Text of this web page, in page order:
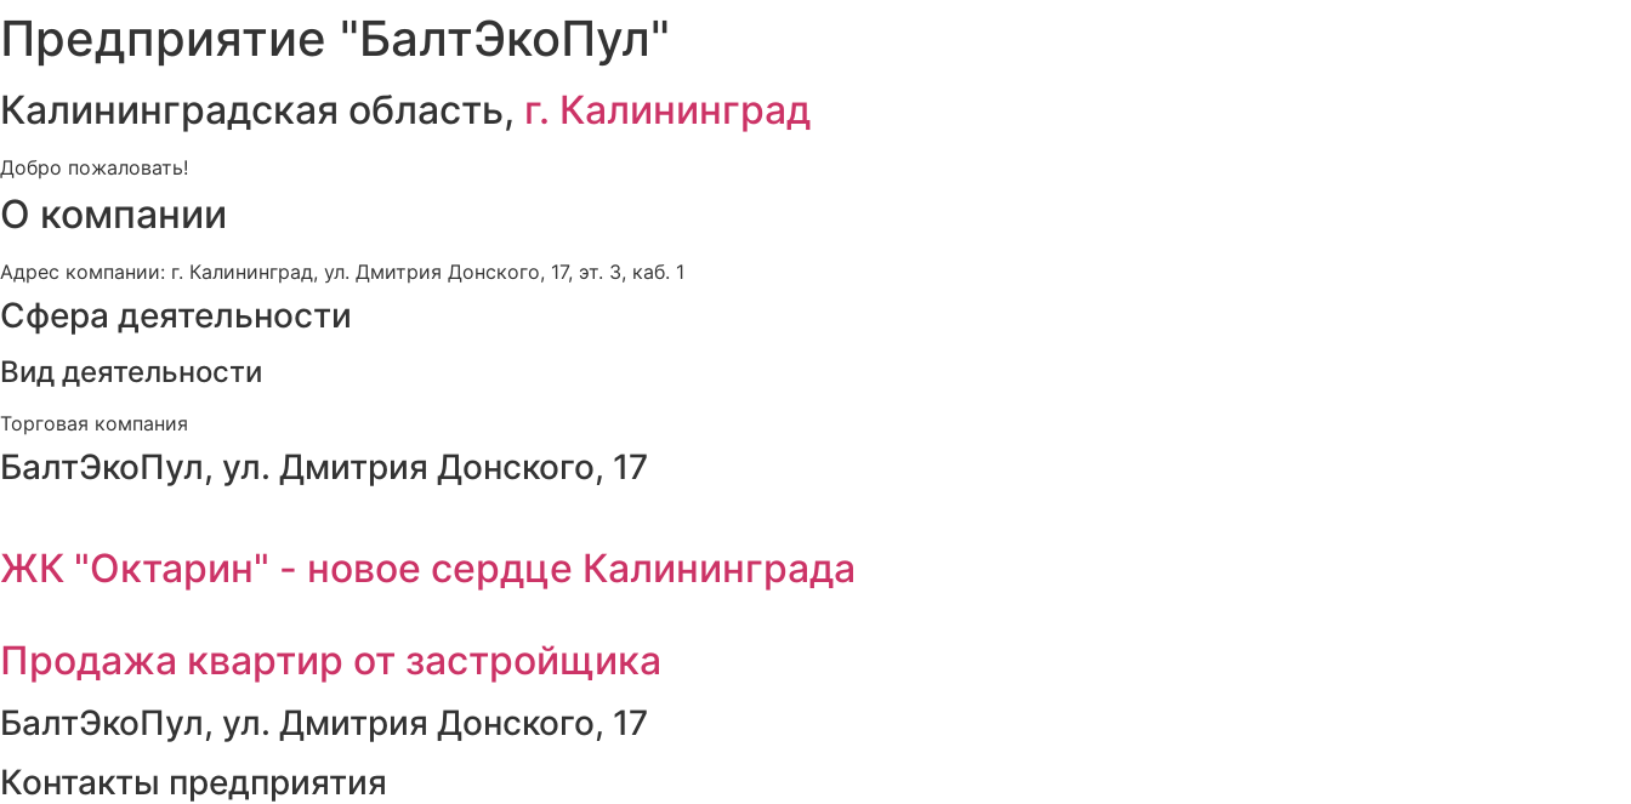
Предприятие "БалтЭкоПул"
Калининградская область, г. Калининград
Добро пожаловать!
О компании
Адрес компании: г. Калининград, ул. Дмитрия Донского, 17, эт. 3, каб. 1
Сфера деятельности
Вид деятельности
Торговая компания
БалтЭкоПул, ул. Дмитрия Донского, 17
ЖК "Октарин" - новое сердце Калининграда
Продажа квартир от застройщика
БалтЭкоПул, ул. Дмитрия Донского, 17
Контакты предприятия